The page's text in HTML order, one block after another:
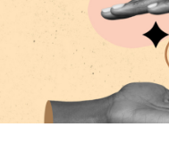
Binomo